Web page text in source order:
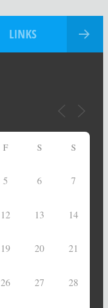
LINKS
F S S
5 6 7
12 13 14
19 20 21
26 27 28